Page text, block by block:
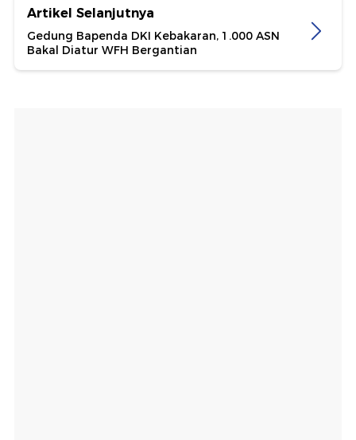
Artikel Selanjutnya
Gedung Bapenda DKI Kebakaran, 1.000 ASN
Bakal Diatur WFH Bergantian